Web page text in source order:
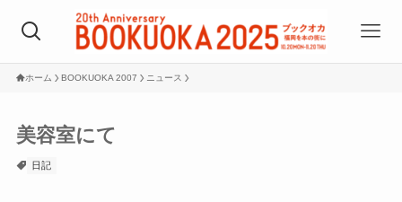
ホーム BOOKUOKA 2007 ニュース
美容室にて
日記